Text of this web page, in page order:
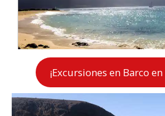
¡Excursiones en Barco